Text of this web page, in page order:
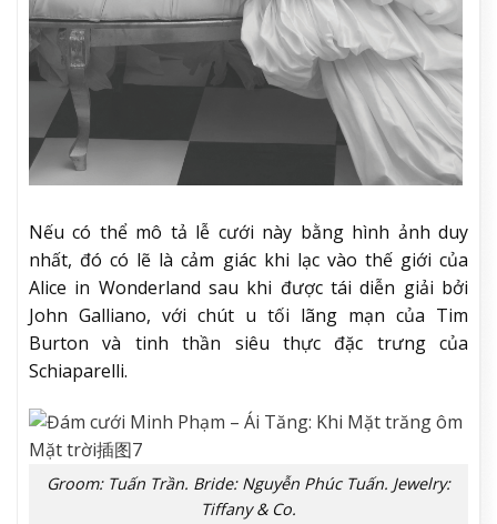
Nếu có thể mô tả lễ cưới này bằng hình ảnh duy
nhất, đó có lẽ là cảm giác khi lạc vào thế giới của
Alice in Wonderland sau khi được tái diễn giải bởi
John Galliano, với chút u tối lãng mạn của Tim
Burton và tinh thần siêu thực đặc trưng của
Schiaparelli.
Groom: Tuấn Trần. Bride: Nguyễn Phúc Tuấn. Jewelry:
Tiffany & Co.